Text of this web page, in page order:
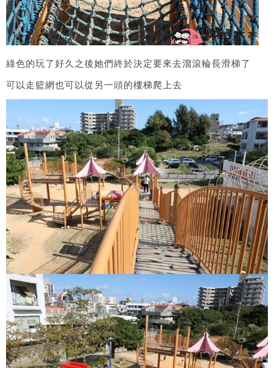
綠色的玩了好久之後她們終於決定要來去溜滾輪長滑梯了
可以走籃網也可以從另一頭的樓梯爬上去